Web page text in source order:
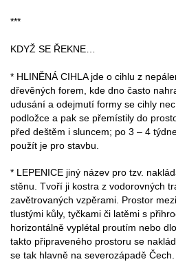
***
KDYŽ SE ŘEKNE…
* HLINĚNÁ CIHLA jde o cihlu z
dřevěných forem, kde dno často
udusání a odejmutí formy se cihly
podložce a pak se přemístily do
před deštěm i sluncem; po 3 – 4
použít je pro stavbu.
* LEPENICE jiný název pro tzv.
stěnu. Tvoří ji kostra z vodorovných
zavětrovaných vzpěrami. Prostor
tlustými kůly, tyčkami či latěmi s
horizontálně vyplétal proutím nebo
takto připraveného prostoru se
se tak hlavně na severozápadě Čech.